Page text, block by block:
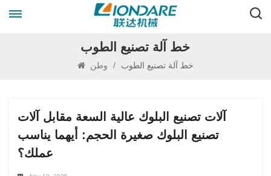
خط آلة تصنيع الطوب
/ خط آلة تصنيع الطوب
آلات تصنيع البلوك عالية السعة مقابل آلات
تصنيع البلوك صغيرة الحجم: أيهما يناسب
عملك؟